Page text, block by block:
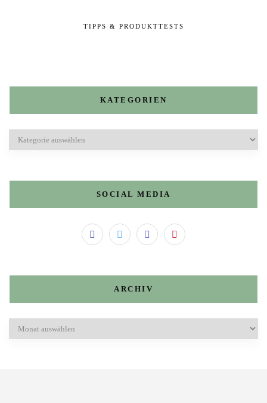
TIPPS & PRODUKTTESTS
KATEGORIEN
SOCIAL MEDIA
ARCHIV